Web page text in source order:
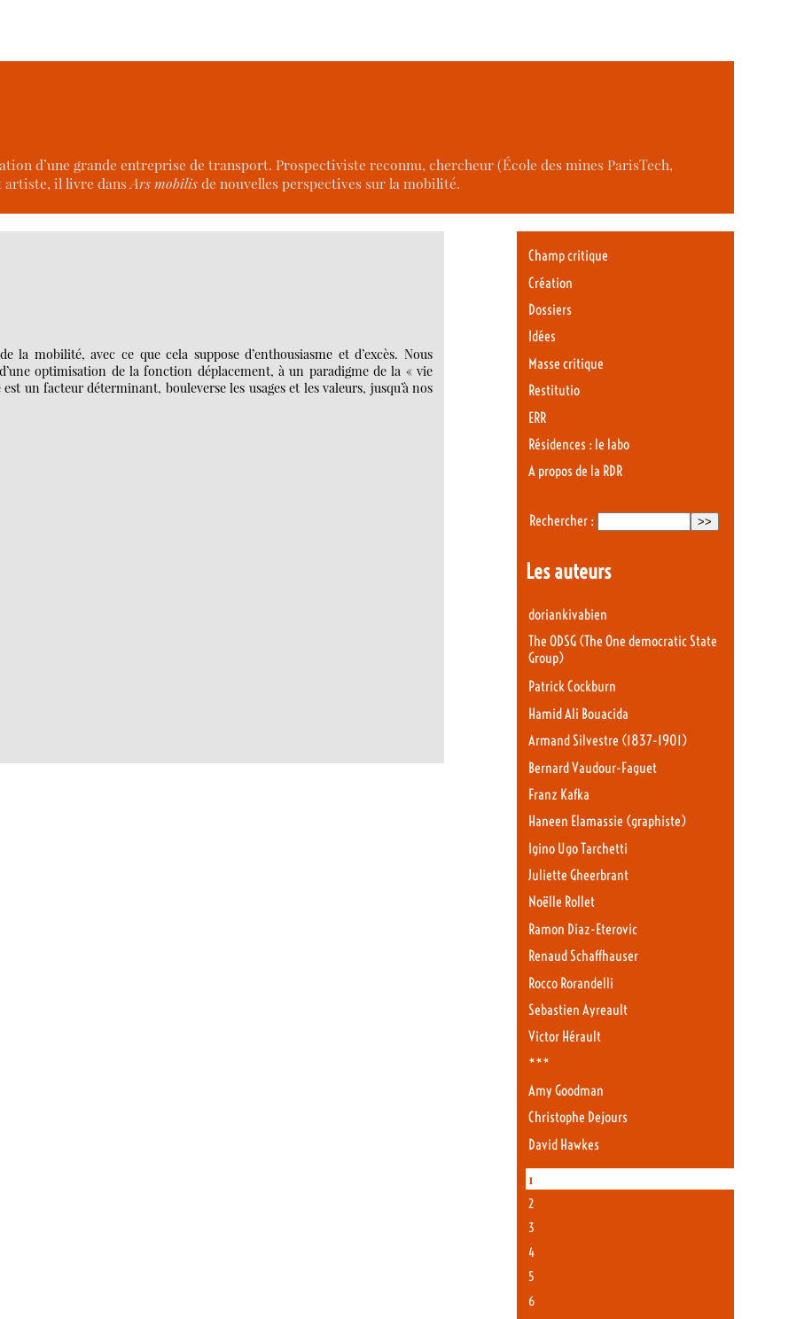
d’une grande entreprise de transport. Prospectiviste reconnu, chercheur (École des mines ParisTech,
artiste, il livre dansArs mobilisde nouvelles perspectives sur la mobilité.
mobilité, avec ce que cela suppose d’enthousiasme et d’excès. Nous
optimisation de la fonction déplacement, à un paradigme de la « vie
un facteur déterminant, bouleverse les usages et les valeurs, jusqu’à nos
Champ critique
Création
Dossiers
Idées
Masse critique
Restitutio
ERR
Résidences : le labo
A propos de la RDR
Rechercher :
Les auteurs
doriankivabien
The ODSG (The One democratic State
Group)
Patrick Cockburn
Hamid Ali Bouacida
Armand Silvestre (1837-1901)
Bernard Vaudour-Faguet
Franz Kafka
Haneen Elamassie (graphiste)
Igino Ugo Tarchetti
Juliette Gheerbrant
Noëlle Rollet
Ramon Diaz-Eterovic
Renaud Schaffhauser
Rocco Rorandelli
Sebastien Ayreault
Victor Hérault
***
Amy Goodman
Christophe Dejours
David Hawkes
1
2
3
4
5
6